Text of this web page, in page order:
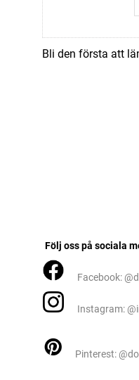
Bli den första att
Följ oss på sociala
Facebook:
Instagram:
Pinterest: